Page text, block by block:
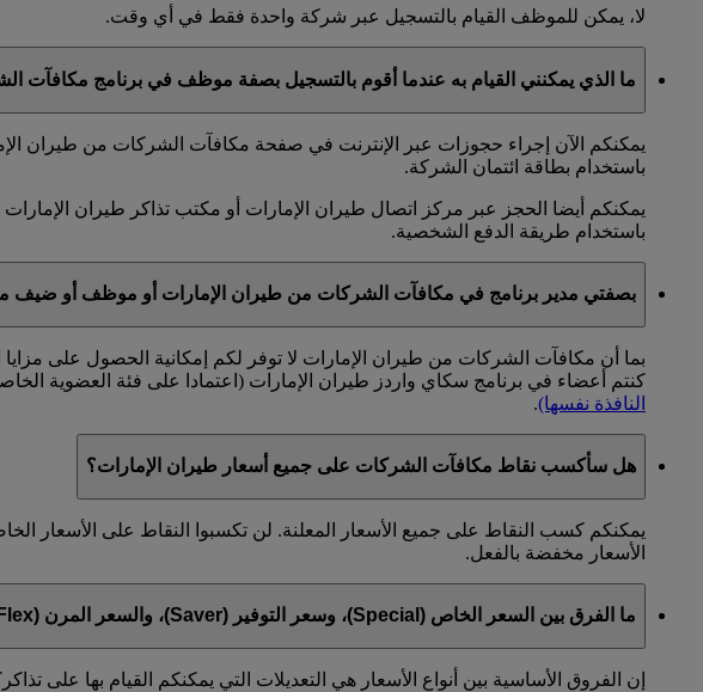
لا، يمكن للموظف القيام بالتسجيل عبر شركة واحدة فقط في أي وقت.
ما الذي يمكنني القيام به عندما أقوم بالتسجيل بصفة موظف في برنامج مكافآت
يمكنكم الآن إجراء حجوزات عبر الإنترنت في صفحة مكافآت الشركات من طيران
باستخدام بطاقة ائتمان الشركة.
يمكنكم أيضا الحجز عبر مركز اتصال طيران الإمارات أو مكتب تذاكر طيران
باستخدام طريقة الدفع الشخصية.
بصفتي مدير برنامج في مكافآت الشركات من طيران الإمارات أو موظف أو ضيف
بما أن مكافآت الشركات من طيران الإمارات لا توفر لكم إمكانية الحصول على
كنتم أعضاء في برنامج سكاي واردز طيران الإمارات (اعتمادا على فئة العضوية
النافذة نفسها).
هل سأكسب نقاط مكافآت الشركات على جميع أسعار طيران الإمارات؟
يمكنكم كسب النقاط على جميع الأسعار المعلنة. لن تكسبوا النقاط على الأسعار
الأسعار مخفضة بالفعل.
ما الفرق بين السعر الخاص (Special)، وسعر التوفير (Saver)، والسعر المرن (Flex)، والسعر الأكثر مرونة (Flex Plus)؟
إن الفروق الأساسية بين أنواع الأسعار هي التعديلات التي يمكنكم القيام بها على